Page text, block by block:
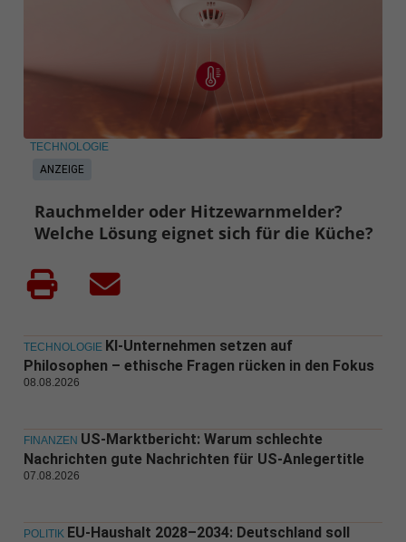
ANZEIGE
TECHNOLOGIE
Rauchmelder oder Hitzewarnmelder?
Welche Lösung eignet sich für die Küche?
TECHNOLOGIE KI-Unternehmen setzen auf
Philosophen – ethische Fragen rücken in den Fokus
08.08.2026
FINANZEN US-Marktbericht: Warum schlechte
Nachrichten gute Nachrichten für US-Anlegertitle
07.08.2026
POLITIK EU-Haushalt 2028–2034: Deutschland soll